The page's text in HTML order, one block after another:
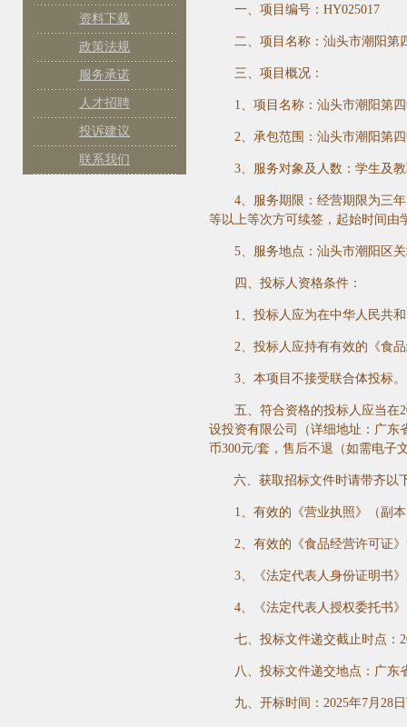
资料下载
政策法规
服务承诺
人才招聘
投诉建议
联系我们
一、项目编号： HY025017
二、项目名称：汕头市潮阳第
三、项目概况：
1、项目名称：汕头市潮阳第
2、承包范围：汕头市潮阳第
3、服务对象及人数：学生及
4、 服务期限：经营期限为三
等以上等次方可续签，起始时间由
5、服务地点：汕头市潮阳区
四、投标人资格条件：
1、投标人应为在中华人民共
2、投标人应持有有效的《食
3、本项目不接受联合体投标。
五、符合资格的投标人应当在
设投资有限公司（详细地址：广东
币300元/套，售后不退（如需电子
六、获取招标文件时请带齐以
1、有效的《营业执照》（副
2、 有效的《食品经营许可证》
3、《法定代表人身份证明书
4、《法定代表人授权委托书
七、投标文件递交截止时点：
八、投标文件递交地点：广东
九、开标时间： 2025年7月 28